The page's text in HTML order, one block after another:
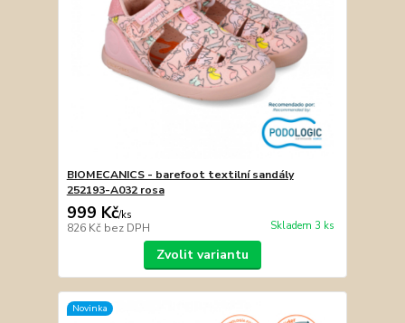
BIOMECANICS - barefoot textilní sandály
252193-A032 rosa
999 Kč/ks
826 Kč bez DPH Skladem 3 ks
Zvolit variantu
Novinka